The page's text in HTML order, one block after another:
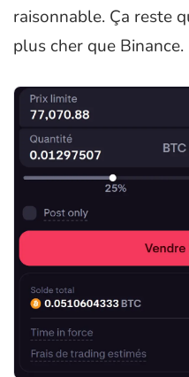
raisonnable. Ça reste
plus cher que Binance.